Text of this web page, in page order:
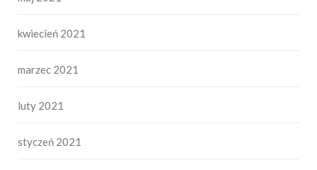
kwiecień 2021
marzec 2021
luty 2021
styczeń 2021